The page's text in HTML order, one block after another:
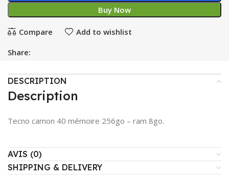
Buy Now
Compare Add to wishlist
Share:
DESCRIPTION
Description
Tecno camon 40 mémoire 256go – ram 8go.
AVIS (0)
SHIPPING & DELIVERY